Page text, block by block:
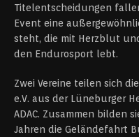
Titelentscheidungen
Event eine
steht, die mit Herzblut
den Endurosport lebt.
Zwei Vereine teilen sich
e.V. aus der Lüneburger
ADAC. Zusammen bilden
Jahren die Geländefahrt